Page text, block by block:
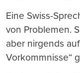
Eine Swiss-
von Problemen.
aber nirgends
Vorkommnisse“